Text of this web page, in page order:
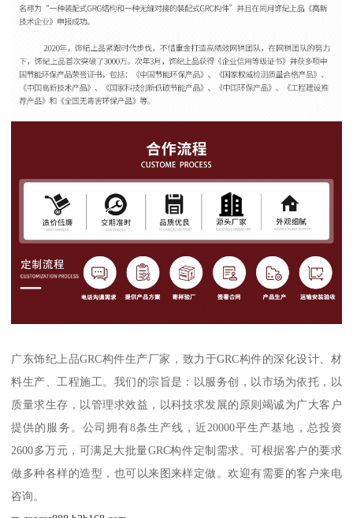
广东饰纪上品GRC构件生产厂家，致力于GRC构件的深化设计、材
料生产、工程施工。我们的宗旨是：以服务创，以市场为依托，以
质量求生存，以管理求效益，以科技求发展的原则竭诚为广大客户
提供的服务。公司拥有8条生产线，近20000平生产基地，总投资
2600多万元，可满足大批量GRC构件定制需求。可根据客户的要求
做多种各样的造型，也可以来图来样定做。欢迎有需要的客户来电
咨询。